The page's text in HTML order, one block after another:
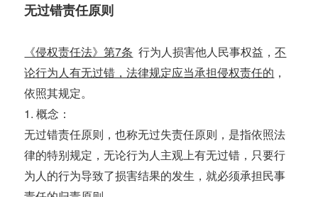
无过错责任原则
《侵权责任法》第7条 行为人损害他人民事权益，不
论行为人有无过错，法律规定应当承担侵权责任的 ，
依照其规定。
1. 概念：
无过错责任原则，也称无过失责任原则，是指依照法
律的特别规定，无论行为人主观上有无过错，只要行
为人的行为导致了损害结果的发生，就必须承担民事